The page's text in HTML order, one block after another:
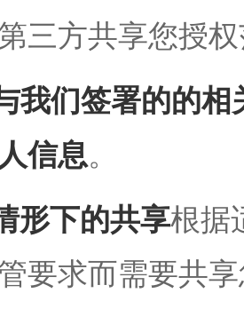
三方共享您授
我们签署的的
信息。
形下的共享根据
要求而需要共